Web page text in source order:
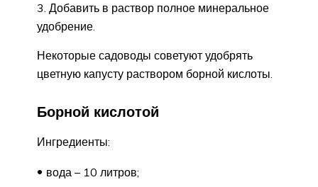
Добавить в раствор полное минеральное
удобрение.
Некоторые садоводы советуют удобрять
цветную капусту раствором борной кислоты.
Борной кислотой
Ингредиенты:
вода – 10 литров;